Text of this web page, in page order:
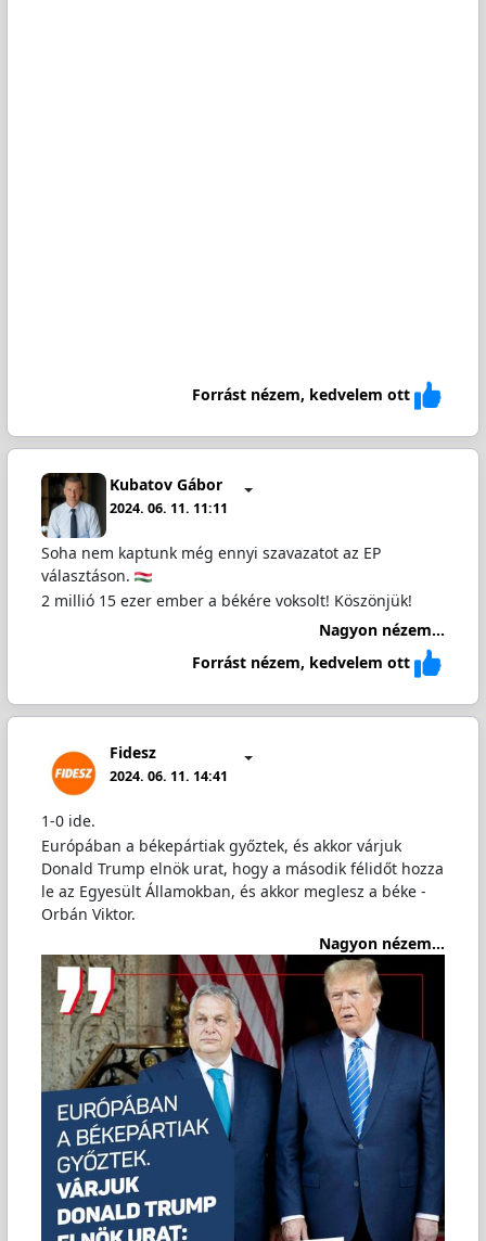
Forrást nézem, kedvelem ott
Kubatov Gábor
2024. 06. 11. 11:11
Soha nem kaptunk még ennyi szavazatot az EP
választáson.
2 millió 15 ezer ember a békére voksolt! Köszönjük!
Nagyon nézem...
Forrást nézem, kedvelem ott
Fidesz
2024. 06. 11. 14:41
1-0 ide.
Európában a békepártiak győztek, és akkor várjuk
Donald Trump elnök urat, hogy a második félidőt hozza
le az Egyesült Államokban, és akkor meglesz a béke -
Orbán Viktor.
Nagyon nézem...